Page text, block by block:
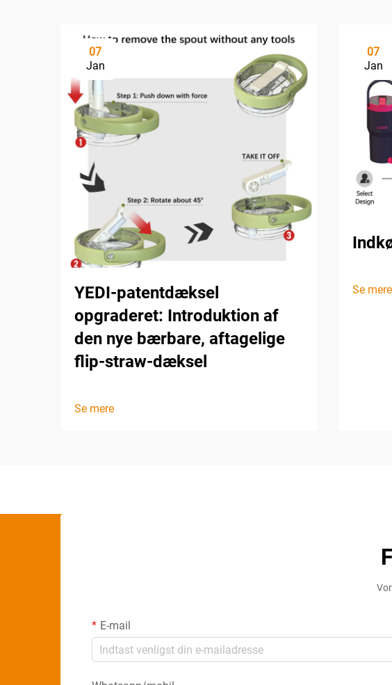
07
Jan
YEDI-patentdæksel
opgraderet: Introduktion af
den nye bærbare, aftagelige
flip-straw-dæksel
Se mere
07
Jan
Se mere
E-mail